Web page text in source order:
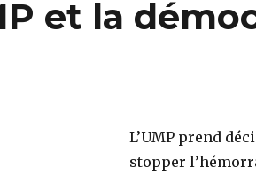
et la
L’UMP prend
stopper